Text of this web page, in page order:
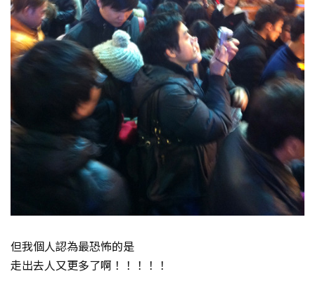
但我個人認為最恐怖的是
走出去人又更多了啊！！！！！